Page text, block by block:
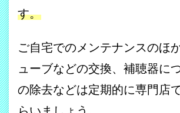
す。
ご自宅でのメンテナンスのほ
ューブなどの交換、補聴器に
の除去などは定期的に専門店
らいましょう。